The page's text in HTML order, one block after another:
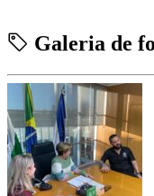
Galeria de